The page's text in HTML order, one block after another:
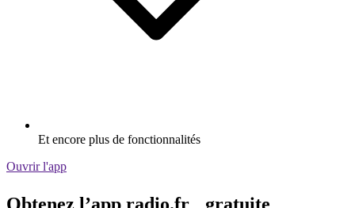
Et encore plus de fonctionnalités
Ouvrir l'app